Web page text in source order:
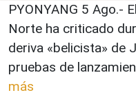
PYONYANG 5 Ago.-
Norte ha criticado
deriva «belicista» de
pruebas de
más